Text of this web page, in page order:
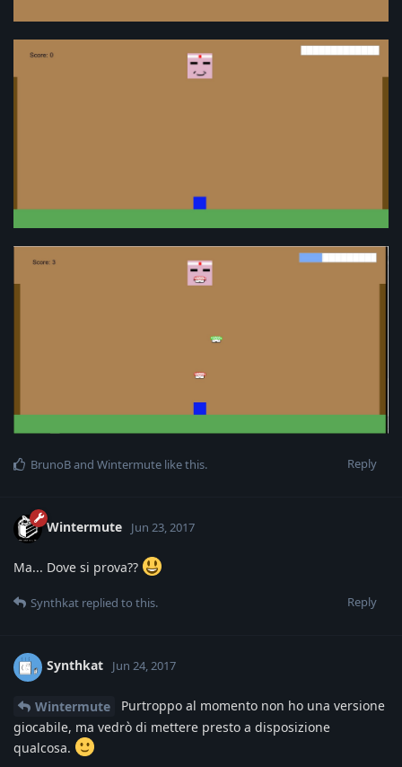
Reply
BrunoBand Wintermute like this.
Wintermute Jun 23, 2017
Ma... Dove si prova??
Reply
Synthkat replied to this.
Synthkat Jun 24, 2017
Wintermute
Purtroppo al momento non ho una versione
giocabile, ma vedrò di mettere presto a disposizione
qualcosa.